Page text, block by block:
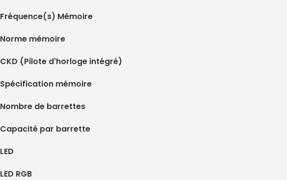
Fréquence(s) Mémoire
Norme mémoire
CKD (Pilote d'horloge intégré)
Spécification mémoire
Nombre de barrettes
Capacité par barrette
LED
LED RGB